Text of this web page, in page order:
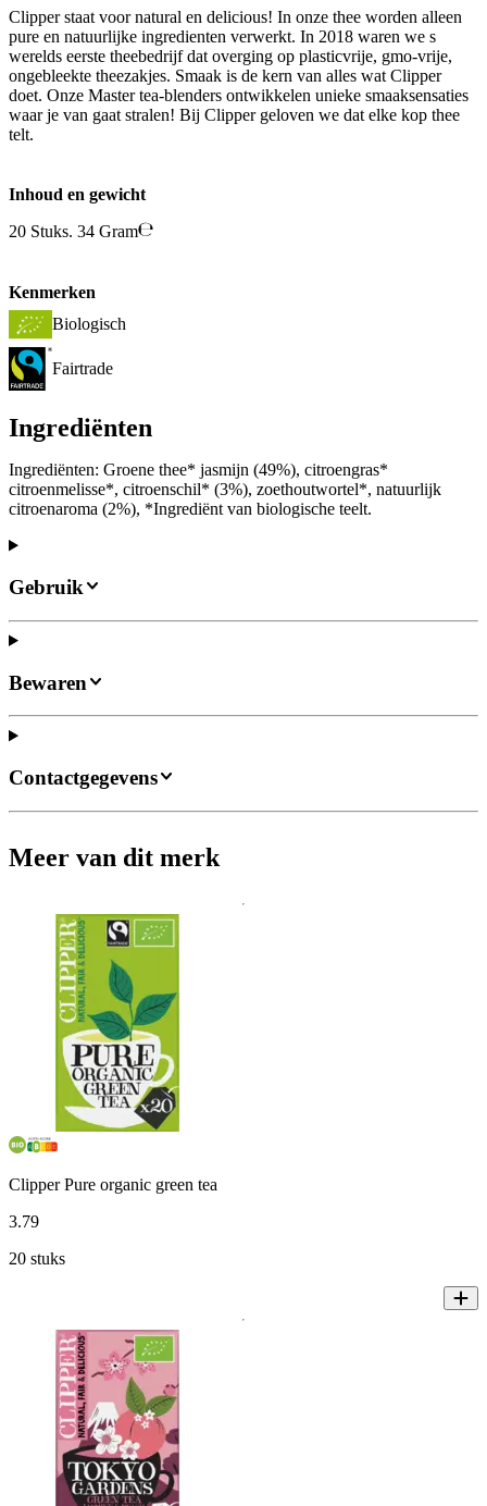
Clipper staat voor natural en delicious! In onze thee worden alleen
pure en natuurlijke ingredienten verwerkt. In 2018 waren we s
werelds eerste theebedrijf dat overging op plasticvrije, gmo-vrije,
ongebleekte theezakjes. Smaak is de kern van alles wat Clipper
doet. Onze Master tea-blenders ontwikkelen unieke smaaksensaties
waar je van gaat stralen! Bij Clipper geloven we dat elke kop thee
telt.
Inhoud en gewicht
20 Stuks. 34 Gram
Kenmerken
Biologisch
Fairtrade
Ingrediënten
Ingrediënten: Groene thee* jasmijn (49%), citroengras*
citroenmelisse*, citroenschil* (3%), zoethoutwortel*, natuurlijk
citroenaroma (2%), *Ingrediënt van biologische teelt.
Gebruik
Bewaren
Contactgegevens
Meer van dit merk
Clipper Pure organic green tea
3.79
20 stuks